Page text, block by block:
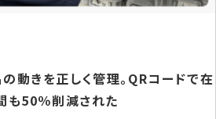
きを正しく管理。QRコードで在
も50％削減された